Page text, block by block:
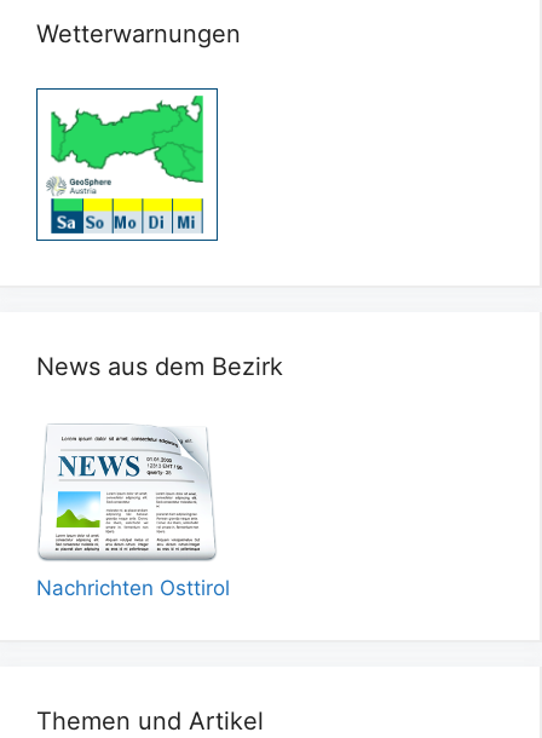
Wetterwarnungen
News aus dem Bezirk
Nachrichten Osttirol
Themen und Artikel